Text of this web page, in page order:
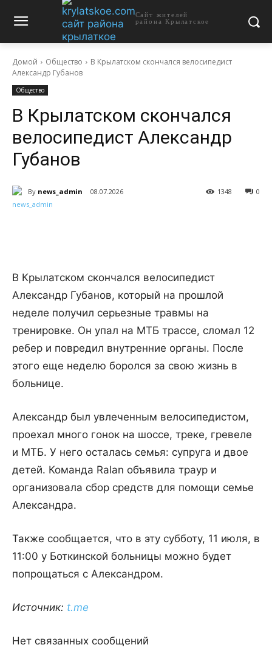
Сайт жителей
района Крылатское
Домой Общество
В Крылатском скончался велосипедист
Александр Губанов
Общество
В Крылатском скончался
велосипедист Александр
Губанов
By news_admin 08.07.2026 0
1348
В Крылатском скончался велосипедист
Александр Губанов, который на прошлой
неделе получил серьезные травмы на
тренировке. Он упал на МТБ трассе, сломал 12
ребер и повредил внутренние органы. После
этого еще неделю боролся за свою жизнь в
больнице.
Александр был увлеченным велосипедистом,
проехал много гонок на шоссе, треке, гревеле
и МТБ. У него осталась семья: супруга и двое
детей. Команда Ralan объявила траур и
организовала сбор средств для помощи семье
Александра.
Также сообщается, что в эту субботу, 11 июля, в
11:00 у Боткинской больницы можно будет
попрощаться с Александром.
Источник: t.me
Нет связанных сообщений